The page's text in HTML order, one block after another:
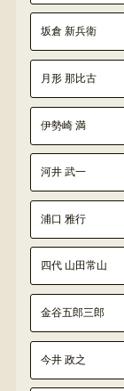
坂倉 新兵衛
月形 那比古
伊勢崎 満
河井 武一
浦口 雅行
四代 山田常山
金谷五郎三郎
今井 政之